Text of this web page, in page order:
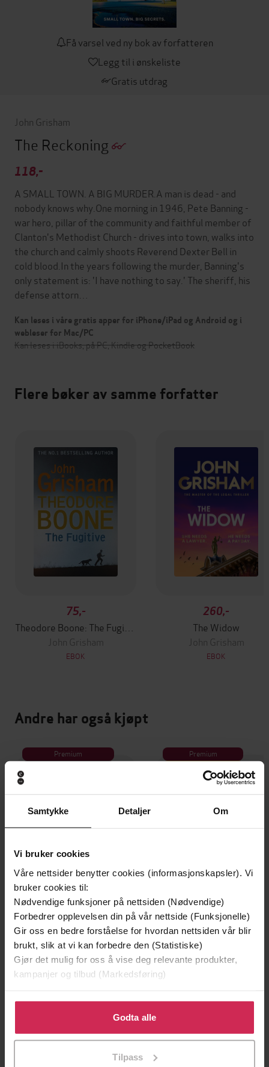
Samtykke Detaljer Om
Vi bruker cookies
Våre nettsider benytter cookies (informasjonskapsler). Vi
bruker cookies til:
Nødvendige funksjoner på nettsiden (Nødvendige)
Forbedrer opplevelsen din på vår nettside (Funksjonelle)
Gir oss en bedre forståelse for hvordan nettsiden vår blir
brukt, slik at vi kan forbedre den (Statistiske)
Gjør det mulig for oss å vise deg relevante produkter,
kampanjer og tilbud (Markedsføring)
Klikk på «Godta alle» for å gi oss ditt samtykke til å
bruke cookies for alle disse formålene. Du kan også
tilpasse ditt samtykke til spesifikke formål ved å klikke
Godta alle
Tilpass
Få varsel ved ny bok av forfatteren
Legg til i ønskeliste
Gratis utdrag
John Grisham
The Reckoning
118,-
A SMALL TOWN. A BIG MURDER.A man is dead - and
nobody knows why.One morning in 1946, Pete Banning -
war hero, pillar of the community and faithful member of
Clanton's Methodist Church - drives into town, walks into
the church and calmly shoots Reverend Dexter Bell in
cold blood.In the years following the murder, Banning's
only statement is: 'I have nothing to say.' The sheriff, his
defense attorn…
Kan leses i våre gratis apper for iPhone/iPad og Android og i
webleser for Mac/PC
Kan leses i iBooks, på PC, Kindle og PocketBook
Flere bøker av samme forfatter
75,-
John Grisham
EBOK
260,-
The Widow
John Grisham
EBOK
Andre har også kjøpt
Premium
199,-
Minnesota
Jo Nesbø
EBOK
Premium
349,-
Utskudd
Jørn Lier Horst
Undertittel
The unmissable crime thriller from the
number 1 Sunday Times bestselling author